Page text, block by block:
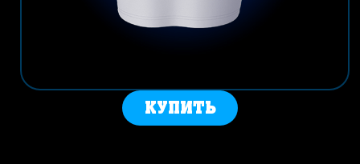
КУПИТЬ